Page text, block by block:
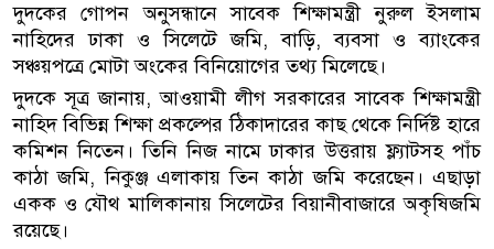
দুদকের গোপন অনুসন্ধানে সাবেক শিক্ষামন্ত্রী নুরুল ইসলাম
নাহিদের ঢাকা ও সিলেটে জমি, বাড়ি, ব্যবসা ও ব্যাংকের
সঞ্চয়পত্রে মোটা অংকের বিনিয়োগের তথ্য মিলেছে।
দুদকে সূত্র জানায়, আওয়ামী লীগ সরকারের সাবেক শিক্ষামন্ত্রী
নাহিদ বিভিন্ন শিক্ষা প্রকল্পের ঠিকাদারের কাছ থেকে নির্দিষ্ট হারে
কমিশন নিতেন। তিনি নিজ নামে ঢাকার উত্তরায় ফ্ল্যাটসহ পাঁচ
কাঠা জমি, নিকুঞ্জ এলাকায় তিন কাঠা জমি করেছেন। এছাড়া
একক ও যৌথ মালিকানায় সিলেটের বিয়ানীবাজারে অকৃষিজমি
রয়েছে।